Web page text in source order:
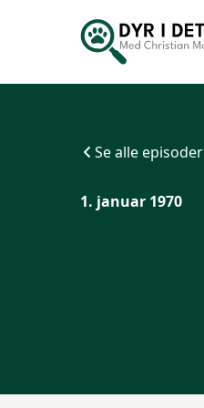
Se alle episoder
1. januar 1970